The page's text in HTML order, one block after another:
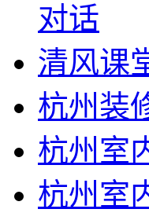
对话
清风课
杭州装
杭州室
杭州室